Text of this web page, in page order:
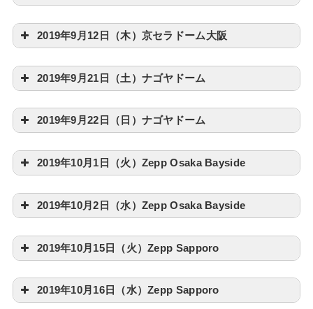
2019年9月12日（木）京セラドーム大阪
2019年9月21日（土）ナゴヤドーム
2019年9月22日（日）ナゴヤドーム
2019年10月1日（火）Zepp Osaka Bayside
2019年10月2日（水）Zepp Osaka Bayside
2019年10月15日（火）Zepp Sapporo
2019年10月16日（水）Zepp Sapporo